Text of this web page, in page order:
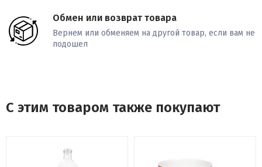
Обмен или возврат товара
Вернем или обменяем на другой товар, если вам не
подошел
С этим товаром также покупают